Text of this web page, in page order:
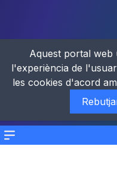
Menu
Aquest portal web
l'experiència de
les cookies d'acord